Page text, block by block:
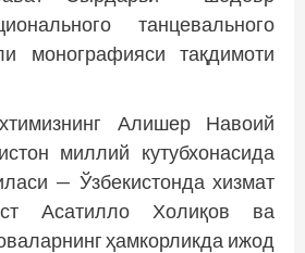
танцевального
монографияси тақдимоти
Алишер Навоий
миллий кутубхонасида
— Ўзбекистонда хизмат
Асатилло Холиқов ва
ҳамкорликда ижод